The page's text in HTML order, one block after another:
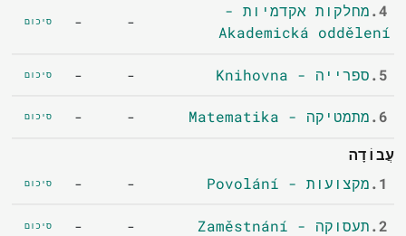
4. מחלקות אקדמיות -
Akademická oddělení
-
- סיכום
5. ספרייה - Knihovna -
- סיכום
6. מתמטיקה - Matematika -
- סיכום
עֲבוֹדָה
1. מקצועות - Povolání -
- סיכום
2. תעסוקה - Zaměstnání -
- סיכום